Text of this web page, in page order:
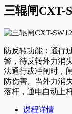
三辊闸CXT-
防反转功能：通行
警，待反转外力消
法通行或冲闸时，
防伤害。当外力消
落杆，通电自动上杆
课程详情